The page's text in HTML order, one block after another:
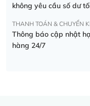
không yêu cầu số dư
THANH TOÁN & CHUYỂN
Thông báo cập nhật
hàng 24/7